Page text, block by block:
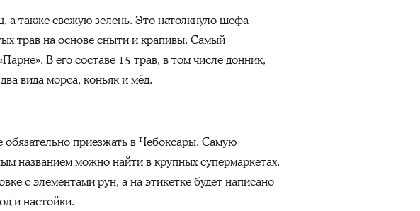
а также свежую зелень. Это натолкнуло шефа
трав на основе сныти и крапивы. Самый
В его составе 15 трав, в том числе донник,
вида морса, коньяк и мёд.
приезжать в Чебоксары. Самую
названием можно найти в крупных супермаркетах.
с элементами рун, а на этикетке будет написано
и настойки.